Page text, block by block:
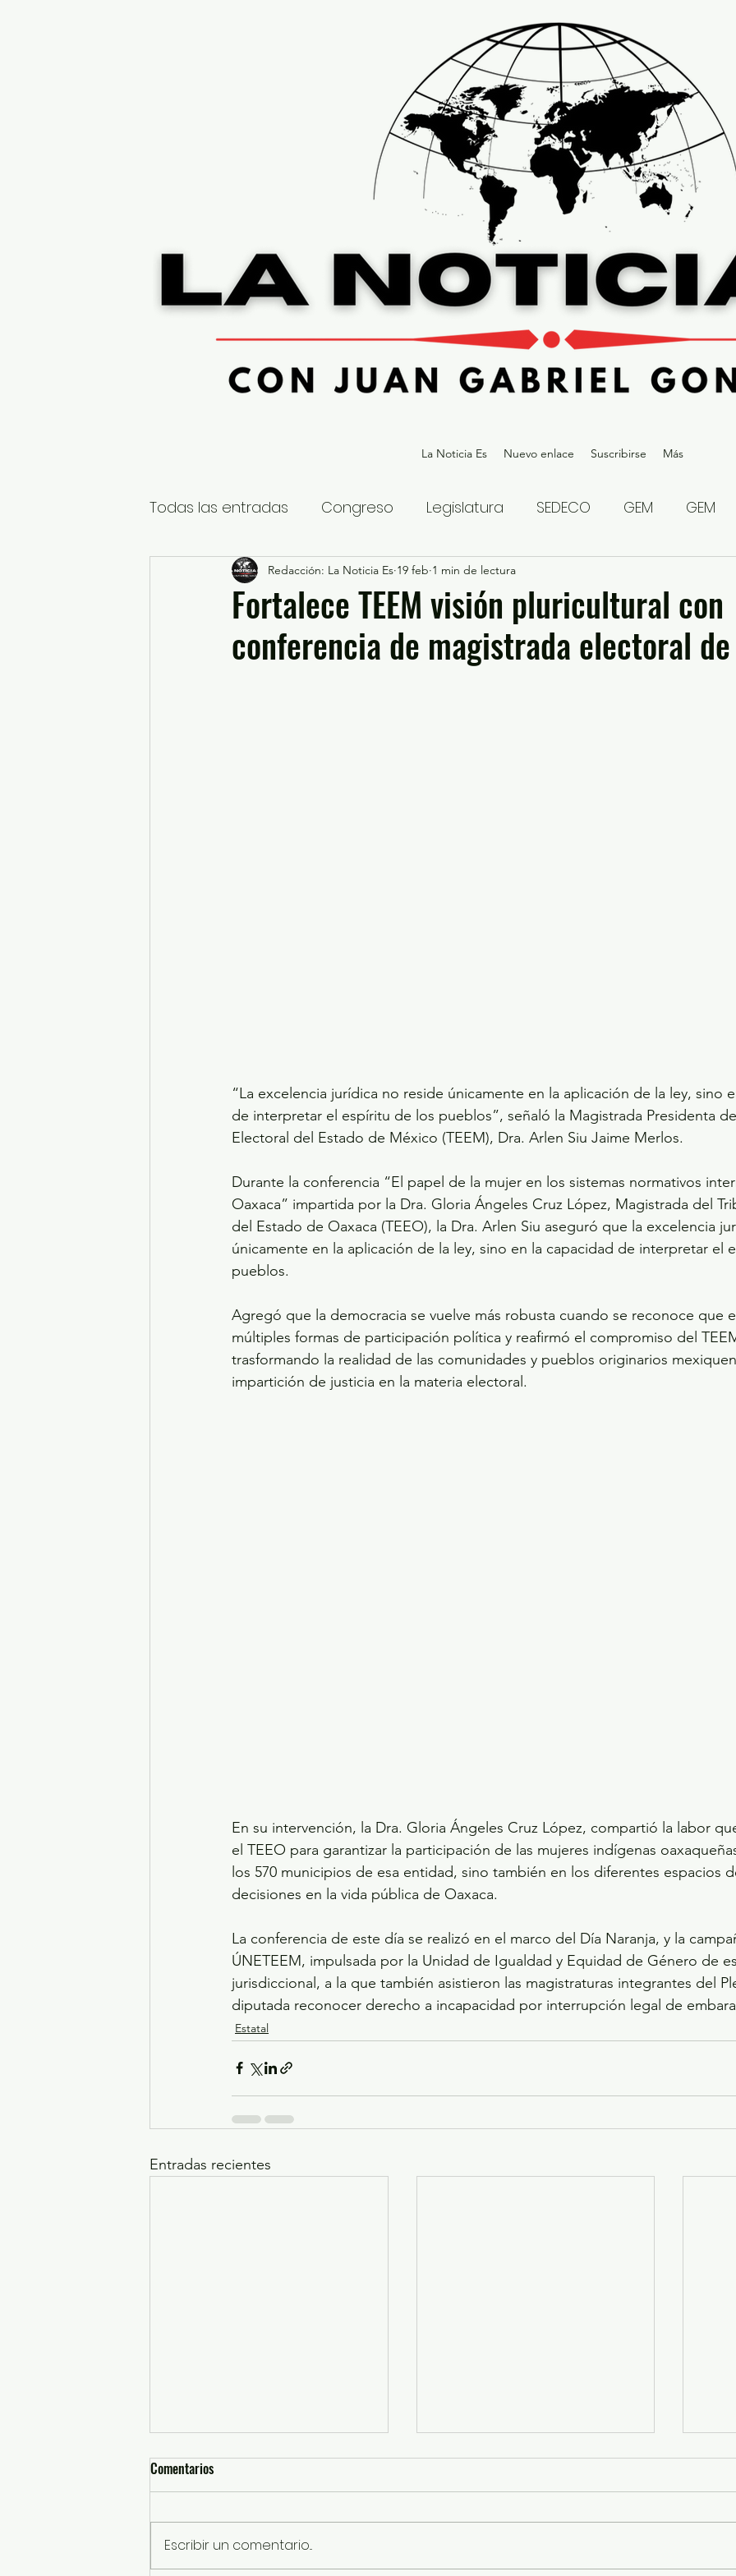
La Noticia Es Nuevo enlace Suscribirse Más
Todas las entradas Congreso Legislatura SEDECO GEM GEM
Nacional Estatal Gubernatura Edoméx 2023
Educación y Cultura Seguridad y Justicia Denuncia Ciudadana
Fortalece TEEM visión pluricultural con
conferencia de magistrada electoral de
Redacción: La Noticia Es 19 feb 1 min de lectura
“La excelencia jurídica no reside únicamente en la aplicación de la ley, sino
de interpretar el espíritu de los pueblos”, señaló la Magistrada Presidenta
Electoral del Estado de México (TEEM), Dra. Arlen Siu Jaime Merlos.
Durante la conferencia “El papel de la mujer en los sistemas normativos
Oaxaca” impartida por la Dra. Gloria Ángeles Cruz López, Magistrada del
del Estado de Oaxaca (TEEO), la Dra. Arlen Siu aseguró que la excelencia
únicamente en la aplicación de la ley, sino en la capacidad de interpretar el
pueblos.
Agregó que la democracia se vuelve más robusta cuando se reconoce que
múltiples formas de participación política y reafirmó el compromiso del
trasformando la realidad de las comunidades y pueblos originarios
impartición de justicia en la materia electoral.
En su intervención, la Dra. Gloria Ángeles Cruz López, compartió la labor
el TEEO para garantizar la participación de las mujeres indígenas
los 570 municipios de esa entidad, sino también en los diferentes espacios
decisiones en la vida pública de Oaxaca.
La conferencia de este día se realizó en el marco del Día Naranja, y la
ÚNETEEM, impulsada por la Unidad de Igualdad y Equidad de Género de
jurisdiccional, a la que también asistieron las magistraturas integrantes del
diputada reconocer derecho a incapacidad por interrupción legal de
Estatal
Entradas recientes
Comentarios
Escribir un comentario...